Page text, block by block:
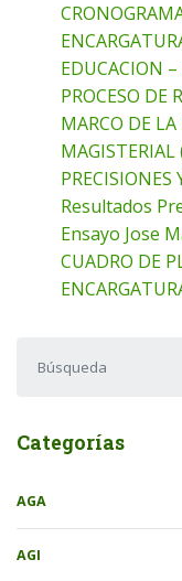
EDUCACION
PROCESO DE
MARCO DE
Resultados
Ensayo Jose
CUADRO DE
Categorías
AGA
AGI